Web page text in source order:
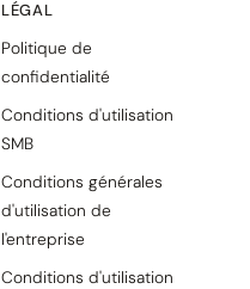
LÉGAL
Politique de
confidentialité
Conditions d'utilisation
SMB
Conditions générales
d'utilisation de
l'entreprise
Conditions d'utilisation